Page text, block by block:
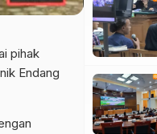
pihak
Endang